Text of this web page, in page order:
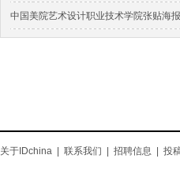
中国美院艺术设计职业技术学院张贴海
关于IDchina 联系我们 招聘信息 投